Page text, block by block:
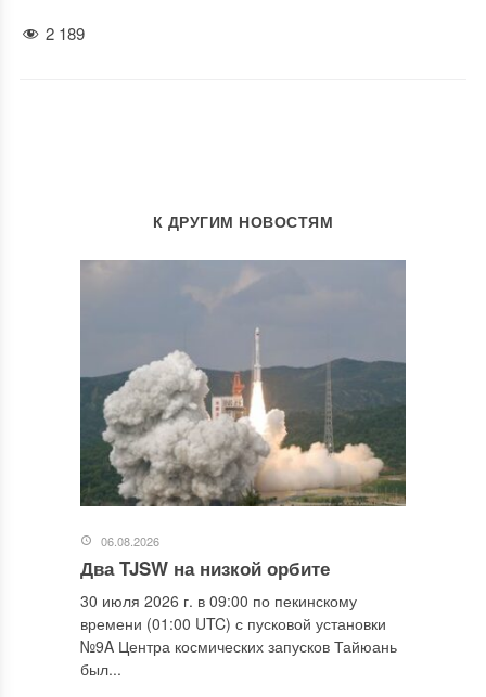
2 189
К ДРУГИМ НОВОСТЯМ
06.08.2026
Два TJSW на низкой орбите
30 июля 2026 г. в 09:00 по пекинскому
времени (01:00 UTC) с пусковой установки
№9A Центра космических запусков Тайюань
был...